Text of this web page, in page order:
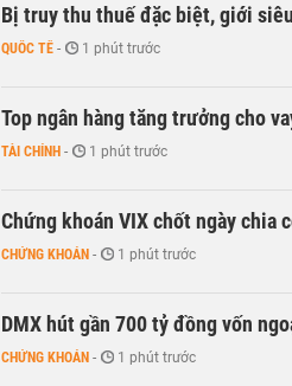
Bị truy thu thuế đặc biệt, giới
QUỐC TẾ - 1 phút trước
Top ngân hàng tăng trưởng cho
TÀI CHÍNH - 1 phút trước
Chứng khoán VIX chốt ngày chia
CHỨNG KHOÁN - 1 phút trước
DMX hút gần 700 tỷ đồng vốn
CHỨNG KHOÁN - 1 phút trước